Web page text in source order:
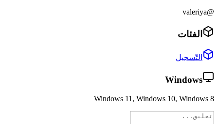
@valeriya
الفئات
التّسجيل
Windows
Windows 11, Windows 10, Windows 8